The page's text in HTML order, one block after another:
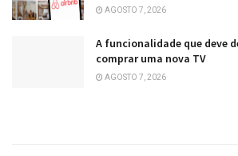
AGOSTO 7, 2026
A funcionalidade que deve
comprar uma nova TV
AGOSTO 7, 2026